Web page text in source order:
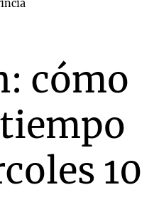
cómo
10